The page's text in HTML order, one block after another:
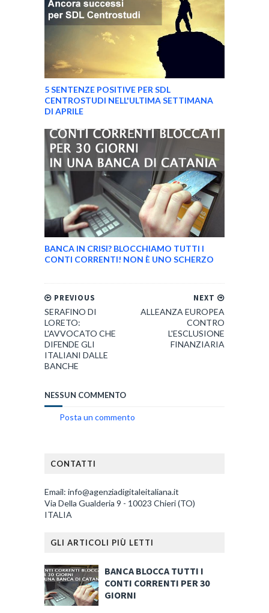
5 SENTENZE POSITIVE PER SDL
CENTROSTUDI NELL'ULTIMA SETTIMANA
DI APRILE
BANCA IN CRISI? BLOCCHIAMO TUTTI I
CONTI CORRENTI! NON È UNO SCHERZO
NEXT
ALLEANZA EUROPEA
CONTRO
L'ESCLUSIONE
FINANZIARIA
PREVIOUS
SERAFINO DI
LORETO:
L'AVVOCATO CHE
DIFENDE GLI
ITALIANI DALLE
BANCHE
NESSUN COMMENTO
Posta un commento
CONTATTI
Email: info@agenziadigitaleitaliana.it
Via Della Gualderia 9 - 10023 Chieri (TO)
ITALIA
GLI ARTICOLI PIÙ LETTI
BANCA BLOCCA TUTTI I
CONTI CORRENTI PER 30
GIORNI